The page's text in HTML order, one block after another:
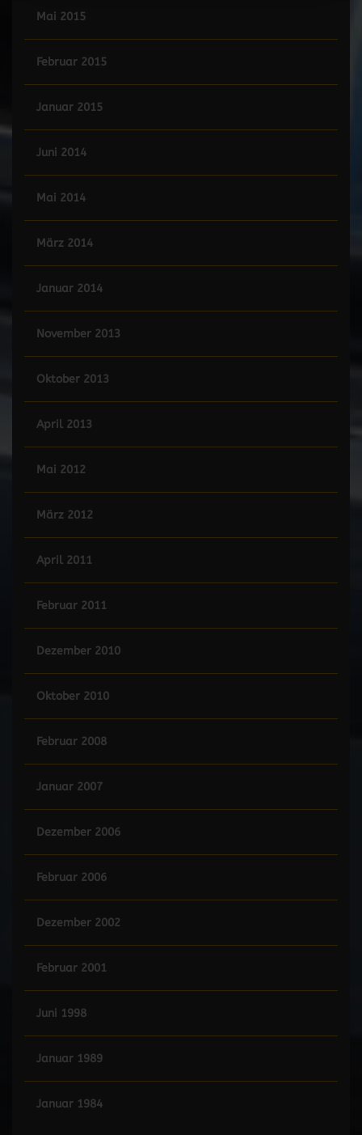
Mai 2015
Februar 2015
Januar 2015
Juni 2014
Mai 2014
März 2014
Januar 2014
November 2013
Oktober 2013
April 2013
Mai 2012
März 2012
April 2011
Februar 2011
Dezember 2010
Oktober 2010
Februar 2008
Januar 2007
Dezember 2006
Februar 2006
Dezember 2002
Februar 2001
Juni 1998
Januar 1989
Januar 1984